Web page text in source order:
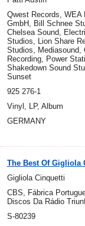
Qwest Records, WEA
GmbH, Bill Schnee
Chelsea Sound,
Studios, Lion Share
Studios, Mediasound,
Recording, Power
Shakedown Sound
Sunset
925 276-1
Vinyl, LP, Album
GERMANY
The Best Of Gigliola
Gigliola Cinquetti
CBS, Fábrica
Discos Da Rádio
S-80239